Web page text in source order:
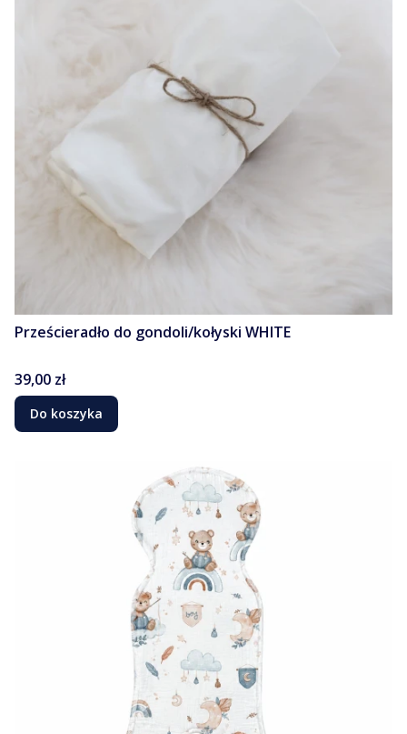
Prześcieradło do gondoli/kołyski WHITE
Cena
39,00 zł
Do koszyka